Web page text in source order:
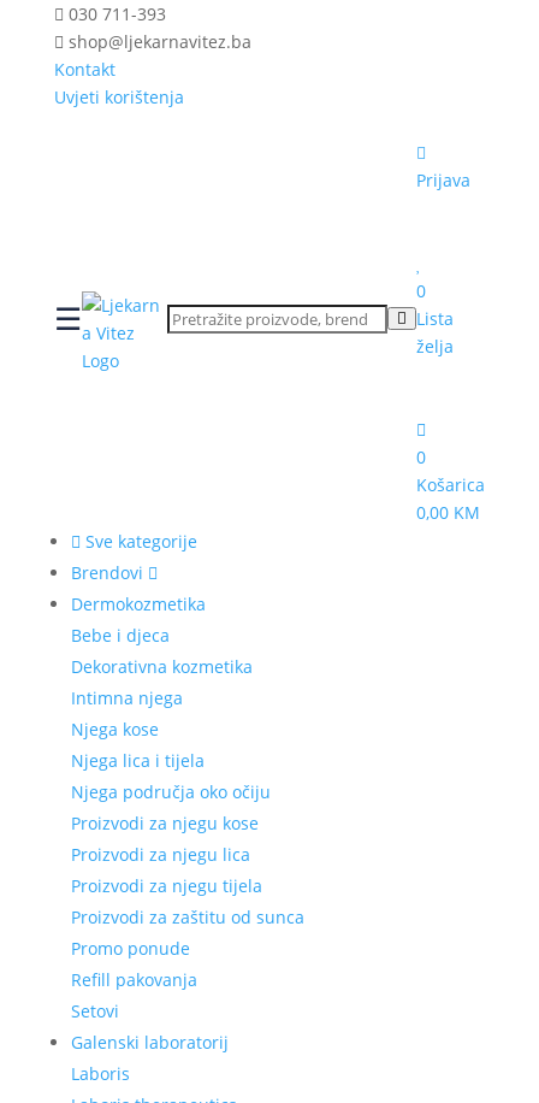
030 711-393
shop@ljekarnavitez.ba
Kontakt
Uvjeti korištenja
☰
Prijava
0
Lista
želja
0
Košarica
0,00 KM
Sve kategorije
Brendovi
Dermokozmetika
Bebe i djeca
Dekorativna kozmetika
Intimna njega
Njega kose
Njega lica i tijela
Njega područja oko očiju
Proizvodi za njegu kose
Proizvodi za njegu lica
Proizvodi za njegu tijela
Proizvodi za zaštitu od sunca
Promo ponude
Refill pakovanja
Setovi
Galenski laboratorij
Laboris